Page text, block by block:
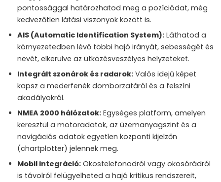
pontossággal határozhatod meg a pozíciódat, még
kedvezőtlen látási viszonyok között is.
AIS (Automatic Identification System): Láthatod a
környezetedben lévő többi hajó irányát, sebességét és
nevét, elkerülve az ütközésveszélyes helyzeteket.
Integrált szonárok és radarok: Valós idejű képet
kapsz a mederfenék domborzatáról és a felszíni
akadályokról.
NMEA 2000 hálózatok: Egységes platform, amelyen
keresztül a motoradatok, az üzemanyagszint és a
navigációs adatok egyetlen központi kijelzőn
(chartplotter) jelennek meg.
Mobil integráció: Okostelefonodról vagy okosórádról
is távolról felügyelheted a hajó kritikus rendszereit,